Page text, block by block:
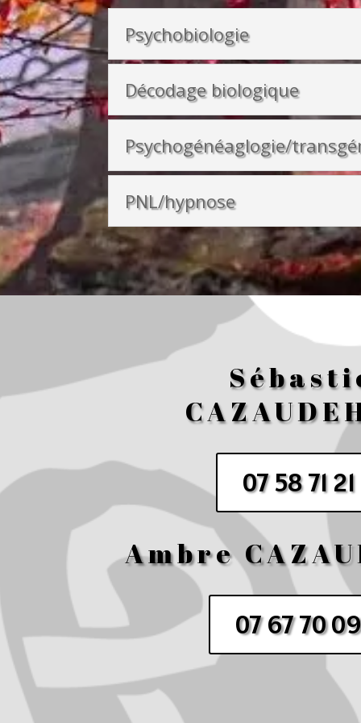
Psychobiologie
Décodage biologique
Psychogénéaglogie/
PNL/hypnose
07 58 71 21
Ambre
07 67 70